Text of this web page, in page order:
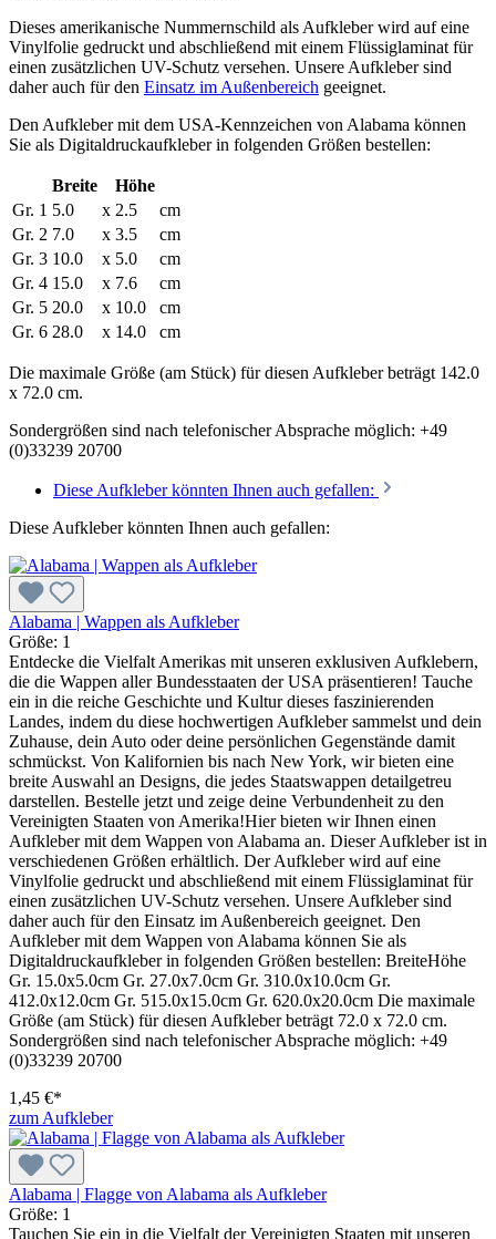
Dieses amerikanische Nummernschild als Aufkleber wird auf eine
Vinylfolie gedruckt und abschließend mit einem Flüssiglaminat für
einen zusätzlichen UV-Schutz versehen. Unsere Aufkleber sind
daher auch für den Einsatz im Außenbereich geeignet.
Den Aufkleber mit dem USA-Kennzeichen von Alabama können
Sie als Digitaldruckaufkleber in folgenden Größen bestellen:
Breite
Höhe
Gr. 1 5.0 x 2.5
cm
Gr. 2 7.0 x 3.5
cm
Gr. 3 10.0 x 5.0
cm
Gr. 4 15.0 x 7.6
cm
Gr. 5 20.0 x 10.0
cm
Gr. 6 28.0 x 14.0 cm
Die maximale Größe (am Stück) für diesen Aufkleber beträgt 142.0
x 72.0 cm.
Sondergrößen sind nach telefonischer Absprache möglich: +49
(0)33239 20700
Diese Aufkleber könnten Ihnen auch gefallen:
Diese Aufkleber könnten Ihnen auch gefallen:
Alabama | Wappen als Aufkleber
Größe: 1
Entdecke die Vielfalt Amerikas mit unseren exklusiven Aufklebern,
die die Wappen aller Bundesstaaten der USA präsentieren! Tauche
ein in die reiche Geschichte und Kultur dieses faszinierenden
Landes, indem du diese hochwertigen Aufkleber sammelst und dein
Zuhause, dein Auto oder deine persönlichen Gegenstände damit
schmückst. Von Kalifornien bis nach New York, wir bieten eine
breite Auswahl an Designs, die jedes Staatswappen detailgetreu
darstellen. Bestelle jetzt und zeige deine Verbundenheit zu den
Vereinigten Staaten von Amerika!Hier bieten wir Ihnen einen
Aufkleber mit dem Wappen von Alabama an. Dieser Aufkleber ist in
verschiedenen Größen erhältlich. Der Aufkleber wird auf eine
Vinylfolie gedruckt und abschließend mit einem Flüssiglaminat für
einen zusätzlichen UV-Schutz versehen. Unsere Aufkleber sind
daher auch für den Einsatz im Außenbereich geeignet. Den
Aufkleber mit dem Wappen von Alabama können Sie als
Digitaldruckaufkleber in folgenden Größen bestellen: BreiteHöhe
Gr. 15.0x5.0cm Gr. 27.0x7.0cm Gr. 310.0x10.0cm Gr.
412.0x12.0cm Gr. 515.0x15.0cm Gr. 620.0x20.0cm Die maximale
Größe (am Stück) für diesen Aufkleber beträgt 72.0 x 72.0 cm.
Sondergrößen sind nach telefonischer Absprache möglich: +49
(0)33239 20700
1,45 €*
zum Aufkleber
Alabama | Flagge von Alabama als Aufkleber
Größe: 1
Tauchen Sie ein in die Vielfalt der Vereinigten Staaten mit unseren